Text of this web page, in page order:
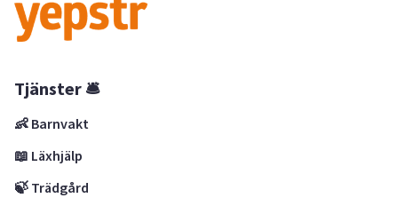
Tjänster 🛎
👶 Barnvakt
📖 Läxhjälp
🍃 Trädgård